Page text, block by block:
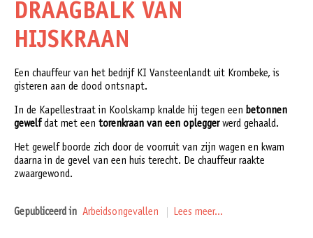
DRAAGBALK VAN
HIJSKRAAN
Een chauffeur van het bedrijf KI Vansteenlandt uit Krombeke, is
gisteren aan de dood ontsnapt.
In de Kapellestraat in Koolskamp knalde hij tegen een betonnen
gewelfdat met een torenkraan van een opleggerwerd gehaald.
Het gewelf boorde zich door de voorruit van zijn wagen en kwam
daarna in de gevel van een huis terecht. De chauffeur raakte
zwaargewond.
Gepubliceerd in Arbeidsongevallen Lees meer...